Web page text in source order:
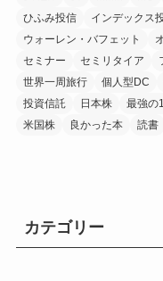
ひふみ投信
インデックス
ウォーレン・バフェット
セミナー
セミリタイア
世界一周旅行
個人型DC
投資信託
日本株 最強の
米国株
良かった本 読書
カテゴリー